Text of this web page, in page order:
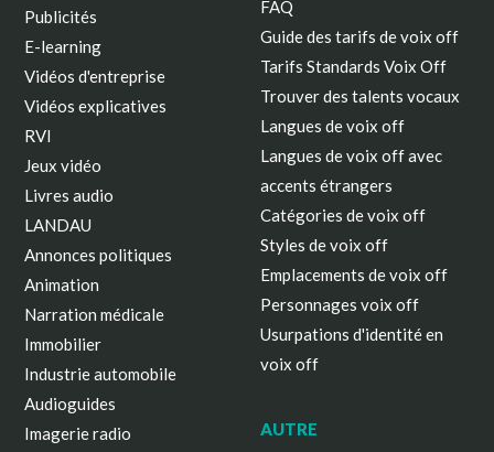
Publicités
E-learning
Vidéos d'entreprise
Vidéos explicatives
RVI
Jeux vidéo
Livres audio
LANDAU
Annonces politiques
Animation
Narration médicale
Immobilier
Industrie automobile
Audioguides
Imagerie radio
FAQ
Guide des tarifs de voix off
Tarifs Standards Voix Off
Trouver des talents vocaux
Langues de voix off
Langues de voix off avec
accents étrangers
Catégories de voix off
Styles de voix off
Emplacements de voix off
Personnages voix off
Usurpations d'identité en
voix off
AUTRE